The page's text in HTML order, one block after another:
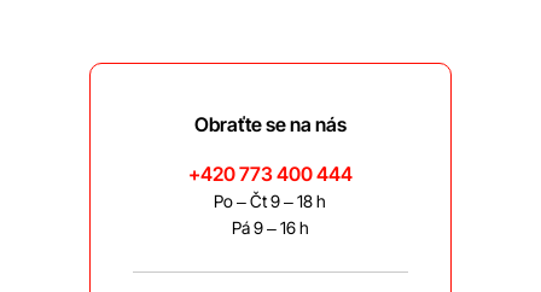
Obraťte se na nás
+420 773 400 444
Po – Čt 9 – 18 h
Pá 9 – 16 h